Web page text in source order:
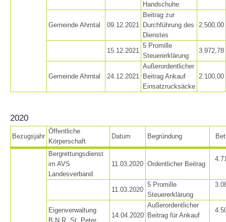
Handschuhe
Gemeinde Ahrntal 09.12.2021
Beitrag zur
Durchführung des
Dienstes
2.500,00
15.12.2021
5 Promille
Steuererklärung
3.972,78
Gemeinde Ahrntal 24.12.2021
Außerordentlicher
Beitrag Ankauf
Einsatzrucksäcke
2.100,00
2020
Bezugsjahr
Öffentliche
Körperschaft
Datum Begründung
Bergrettungsdienst
im AVS
Landesverband
11.03.2020 Ordentlicher Beitrag
11.03.2020
5 Promille
Steuererklärung
Eigenverwaltung
B.N.R. St. Peter
14.04.2020
Außerordentlicher
Beitrag für Ankauf